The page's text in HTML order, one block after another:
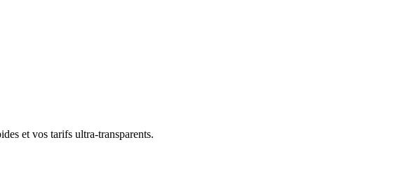
et vos tarifs ultra-transparents.